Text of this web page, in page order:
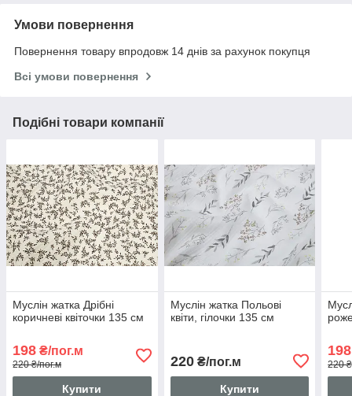
Умови повернення
Повернення товару впродовж 14 днів за рахунок покупця
Всі умови повернення
Подібні товари компанії
Муслін жатка Дрібні
коричневі квіточки 135 см
198 ₴/пог.м
220 ₴/пог.м
Купити
Муслін жатка Польові
квіти, гілочки 135 см
220₴/пог.м
Купити
198
220